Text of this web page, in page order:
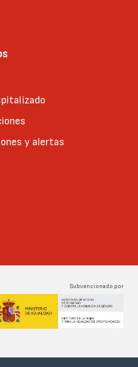
y alertas
Subvencionado por